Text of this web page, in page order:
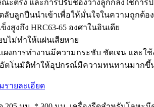
ตรง และการปรับช่องว่างลูกกลิ้งใช้การ
ลับลูกปืนนำเข้าเพื่อให้มั่นใจในความถูกต้
สูงถึง HRC63-65 องศาในอินเดีย
บไม่ทำให้แผ่นเสียหาย
ผงการทำงานมีความกระชับ ชัดเจน และใช้
อัตโนมัติทำให้อุปกรณ์มีความทนทานมากขึ้
รายละเอียด